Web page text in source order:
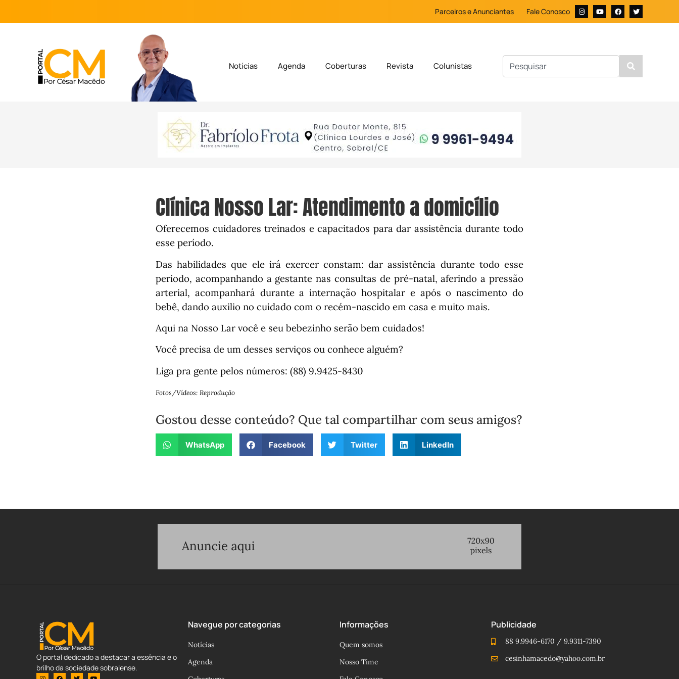
Parceiros e Anunciantes Fale Conosco
Notícias Agenda Coberturas Revista Colunistas
Clínica Nosso Lar: Atendimento a domicílio
Oferecemos cuidadores treinados e capacitados para dar assistência durante todo
esse período.
Das habilidades que ele irá exercer constam: dar assistência durante todo esse
período, acompanhando a gestante nas consultas de pré-natal, aferindo a pressão
arterial, acompanhará durante a internação hospitalar e após o nascimento do
bebê, dando auxilio no cuidado com o recém-nascido em casa e muito mais.
Aqui na Nosso Lar você e seu bebezinho serão bem cuidados!
Você precisa de um desses serviços ou conhece alguém?
Liga pra gente pelos números: (88) 9.9425-8430
Fotos/Vídeos: Reprodução
Gostou desse conteúdo? Que tal compartilhar com seus amigos?
WhatsApp Facebook Twitter LinkedIn
O portal dedicado a destacar a essência e o
brilho da sociedade sobralense.
Navegue por categorias
Notícias
Agenda
Informações
Quem somos
Nosso Time
Publicidade
88 9.9946-6170 / 9.9311-7390
cesinhamacedo@yahoo.com.br